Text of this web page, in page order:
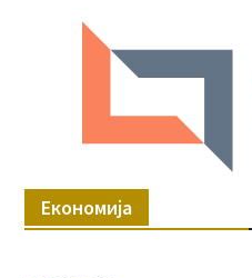
Економија